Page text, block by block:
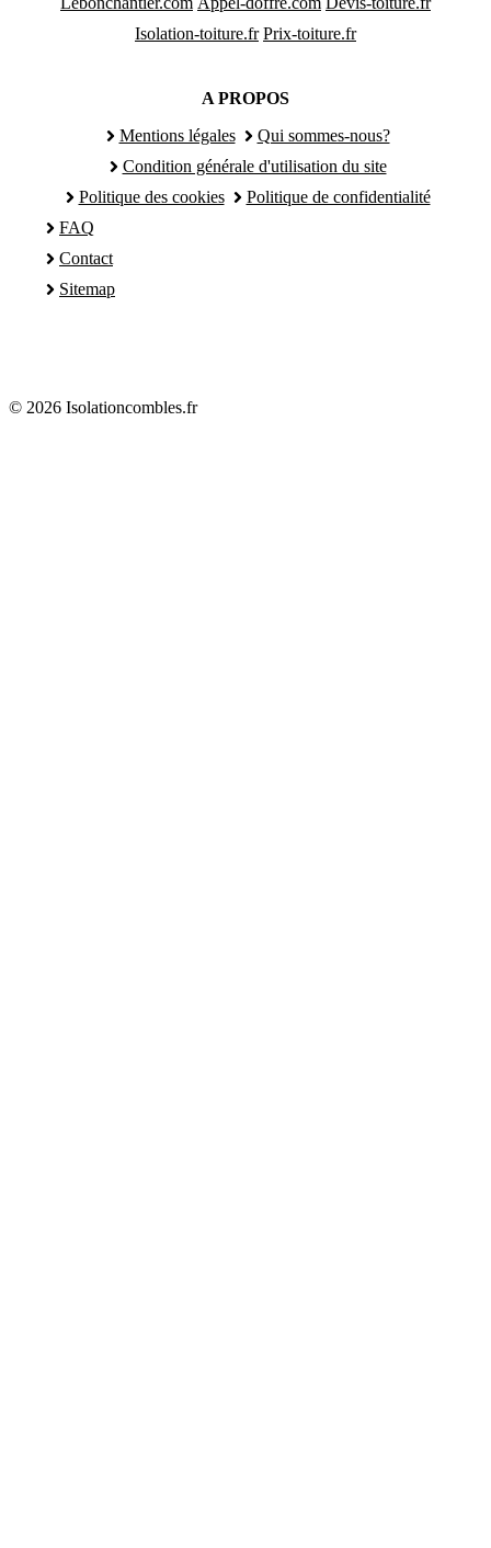
Isolation-toiture.fr Prix-toiture.fr
A PROPOS
Mentions légales
Qui sommes-nous?
Condition générale d'utilisation du site
Politique des cookies
Politique de confidentialité
FAQ
Contact
Sitemap
© 2026 Isolationcombles.fr